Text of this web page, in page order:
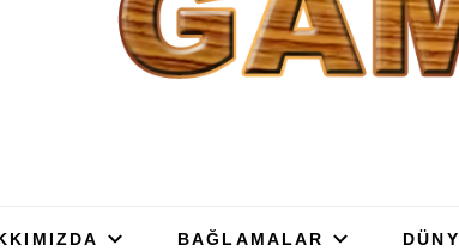
BAĞLAMALAR